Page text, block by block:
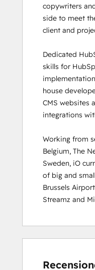
HubSpot
HubSpot
HubSpot
HubSpot
HubSpot
Inbound
Inbound
Inbound
Inbound Sales
Marketing
Objectives-
Platform
Revenue
Sales
Sales
Sales Team
Salesforce
SEO II
copywriters
side to meet
client and
Dedicated
skills for
house
CMS websites
integrations
Working from
Belgium, The
Sweden, iO
of big and
Brussels
Streamz and